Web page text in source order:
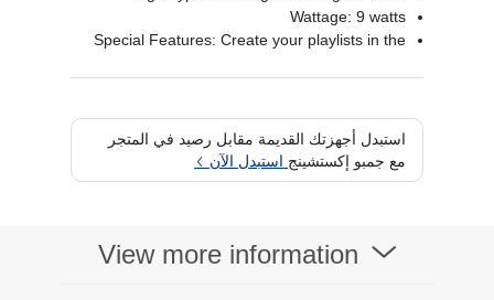
Wattage: 9 watts
Special Features: Create your playlists in the
استبدل أجهزتك القديمة مقابل رصيد في المتجر
مع جمبو إكستشينج استبدل الآن
View more information